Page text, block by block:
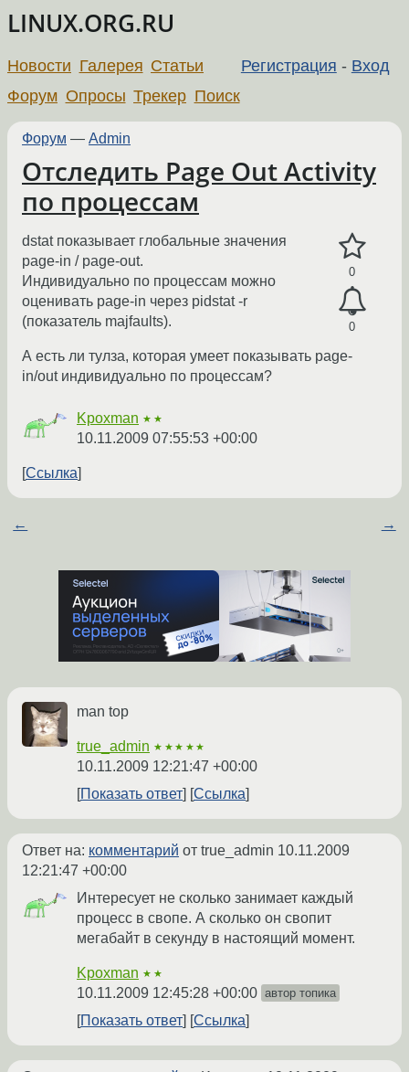
LINUX.ORG.RU
Регистрация - Вход
Новости Галерея Статьи
Форум Опросы Трекер Поиск
Форум — Admin
Отследить Page Out Activity
по процессам
0
0
dstat показывает глобальные значения
page-in / page-out.
Индивидуально по процессам можно
оценивать page-in через pidstat -r
(показатель majfaults).
А есть ли тулза, которая умеет показывать page-
in/out индивидуально по процессам?
Kpoxman ★★
10.11.2009 07:55:53 +00:00
Ссылка
← →
man top
true_admin ★★★★★
10.11.2009 12:21:47 +00:00
Показать ответ
Ссылка
Ответ на: комментарий от true_admin 10.11.2009
12:21:47 +00:00
Интересует не сколько занимает каждый
процесс в свопе. А сколько он свопит
мегабайт в секунду в настоящий момент.
Kpoxman ★★
10.11.2009 12:45:28 +00:00 автор топика
Показать ответ Ссылка